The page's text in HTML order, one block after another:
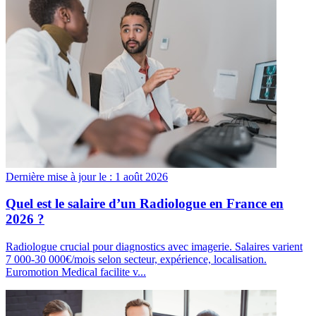
Dernière mise à jour le : 1 août 2026
Quel est le salaire d’un Radiologue en France en
2026 ?
Radiologue crucial pour diagnostics avec imagerie. Salaires varient
7 000-30 000€/mois selon secteur, expérience, localisation.
Euromotion Medical facilite v...